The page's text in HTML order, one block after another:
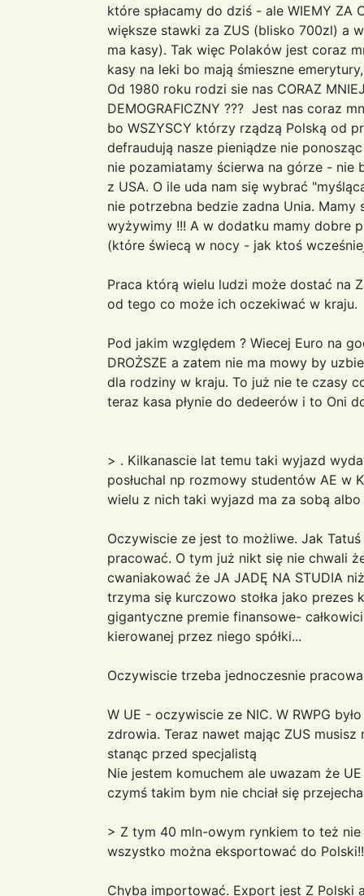
które spłacamy do dziś - ale WIEMY ZA
większe stawki za ZUS (blisko 700zl) a
ma kasy). Tak więc Polaków jest coraz
kasy na leki bo mają śmieszne
Od 1980 roku rodzi sie nas CORAZ
DEMOGRAFICZNY ??? Jest nas coraz
bo WSZYSCY którzy rządzą Polską od
defraudują nasze pieniądze nie
nie pozamiatamy ścierwa na górze -
z USA. O ile uda nam się wybrać
nie potrzebna bedzie zadna Unia.
wyżywimy !!! A w dodatku mamy dobre
(które świecą w nocy - jak ktoś wcześniej
Praca którą wielu ludzi może dostać na
od tego co może ich oczekiwać w kraju.
Pod jakim względem ? Wiecej Euro na
DROŻSZE a zatem nie ma mowy by
dla rodziny w kraju. To już nie te czasy
teraz kasa płynie do dedeerów i to Oni
> . Kilkanascie lat temu taki wyjazd
posłuchal np rozmowy studentów AE w
wielu z nich taki wyjazd ma za sobą
Oczywiscie ze jest to możliwe. Jak
pracować. O tym już nikt się nie chwali
cwaniakować że JA JADĘ NA STUDIA
trzyma się kurczowo stołka jako prezes
gigantyczne premie finansowe-
kierowanej przez niego spółki...
Oczywiscie trzeba jednoczesnie
W UE - oczywiscie ze NIC. W RWPG
zdrowia. Teraz nawet mając ZUS
stanąc przed specjalistą
Nie jestem komuchem ale uwazam że
czymś takim bym nie chciał się
> Z tym 40 mln-owym rynkiem to też
wszystko można eksportować do
Chyba importować. Export jest Z Polski